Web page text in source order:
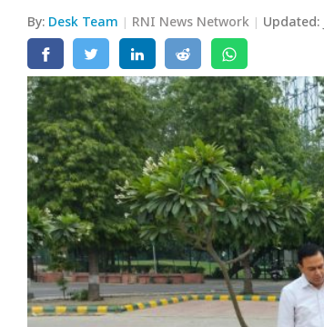
By: Desk Team RNI News Network Updated: